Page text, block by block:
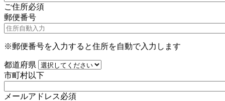
ご住所必須
郵便番号
※郵便番号を入力すると住所を自動で入力します
都道府県
市町村以下
メールアドレス必須